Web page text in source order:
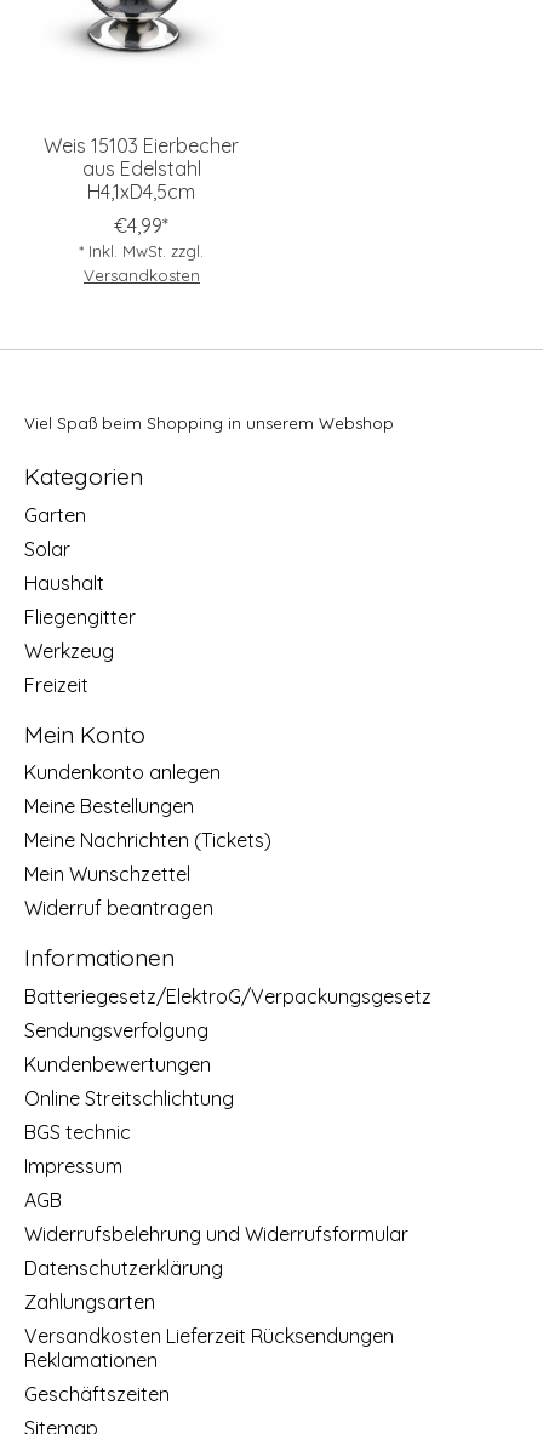
Weis 15103 Eierbecher
aus Edelstahl
H4,1xD4,5cm
€4,99*
* Inkl. MwSt. zzgl.
Versandkosten
Viel Spaß beim Shopping in unserem Webshop
Kategorien
Garten
Solar
Haushalt
Fliegengitter
Werkzeug
Freizeit
Mein Konto
Kundenkonto anlegen
Meine Bestellungen
Meine Nachrichten (Tickets)
Mein Wunschzettel
Widerruf beantragen
Informationen
Batteriegesetz/ElektroG/Verpackungsgesetz
Sendungsverfolgung
Kundenbewertungen
Online Streitschlichtung
BGS technic
Impressum
AGB
Widerrufsbelehrung und Widerrufsformular
Datenschutzerklärung
Zahlungsarten
Versandkosten Lieferzeit Rücksendungen
Reklamationen
Geschäftszeiten
Sitemap